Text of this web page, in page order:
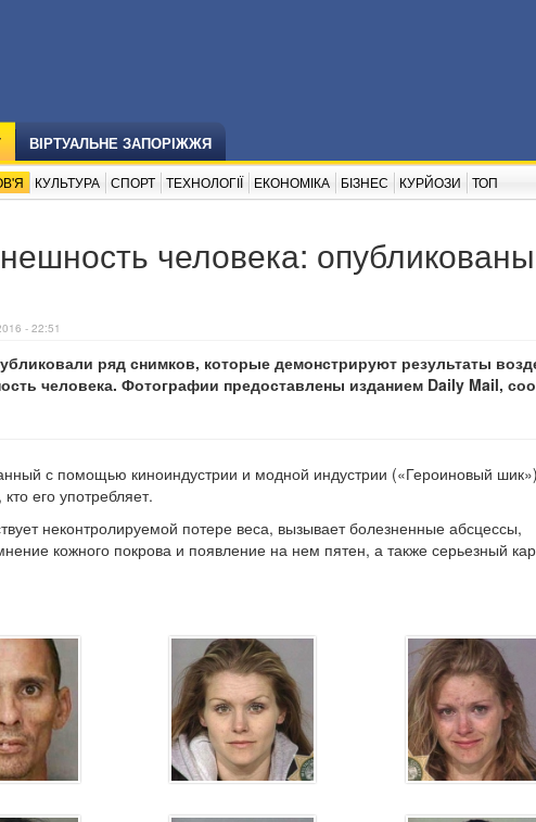
ВІРТУАЛЬНЕ ЗАПОРІЖЖЯ
КУЛЬТУРА СПОРТ ТЕХНОЛОГІЇ ЕКОНОМІКА БІЗНЕС КУРЙОЗИ ТОП
человека: опубликованы
- 22:51
ряд снимков, которые демонстрируют результаты
человека. Фотографии предоставлены изданием Daily Mail,
с помощью киноиндустрии и модной индустрии («Героиновый шик»)
его употребляет.
неконтролируемой потере веса, вызывает болезненные абсцессы,
кожного покрова и появление на нем пятен, а также серьезный